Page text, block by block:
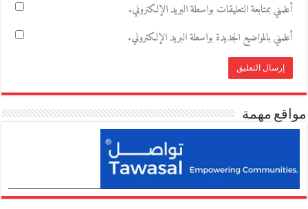
أعلمني بمتابعة التعليقات بواسطة البريد الإلكتروني.
أعلمني بالمواضيع الجديدة بواسطة البريد الإلكتروني.
مواقع مهمة